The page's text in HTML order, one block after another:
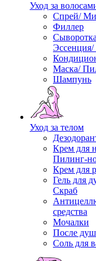
Уход за
Спрей/
Филлер
Маска/
Шампунь
Уход за телом
Крем для
Пилинг-
Крем для
Гель для
Скраб
средства
Мочалки
После
Соль для